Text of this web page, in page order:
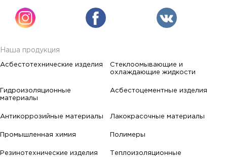
Наша продукция
Асбестотехнические изделия
Стеклоомывающие и
охлаждающие жидкости
Гидроизоляционные
материалы
Асбестоцементные изделия
Антикоррозийные материалы Лакокрасочные материалы
Промышленная химия Полимеры
Резинотехнические изделия
Теплоизоляционные